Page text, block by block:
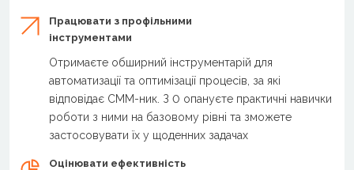
Працювати з профільними
інструментами
Отримаєте обширний інструментарій для
автоматизації та оптимізації процесів, за які
відповідає СММ-ник. З 0 опануєте практичні навички
роботи з ними на базовому рівні та зможете
застосовувати їх у щоденних задачах
Оцінювати ефективність